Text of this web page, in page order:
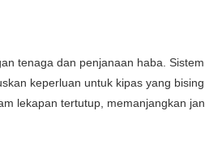
tenaga dan penjanaan haba.
keperluan untuk kipas yang
lekapan tertutup, memanjangkan